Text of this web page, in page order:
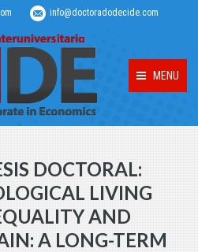
info@doctoradodecide.com
MENU
DOCTORAL:
LIVING
AND
A LONG-TERM